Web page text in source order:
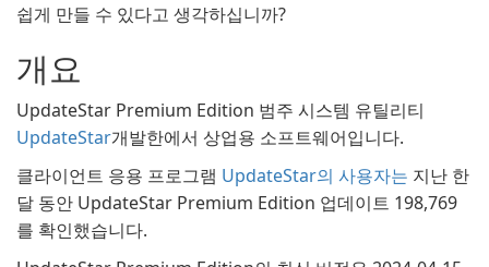
쉽게 만들 수 있다고 생각하십니까?
개요
UpdateStar Premium Edition 범주 시스템 유틸리티
UpdateStar개발한에서 상업용 소프트웨어입니다.
클라이언트 응용 프로그램 UpdateStar의 사용자는 지난 한
달 동안 UpdateStar Premium Edition 업데이트 198,769
를 확인했습니다.